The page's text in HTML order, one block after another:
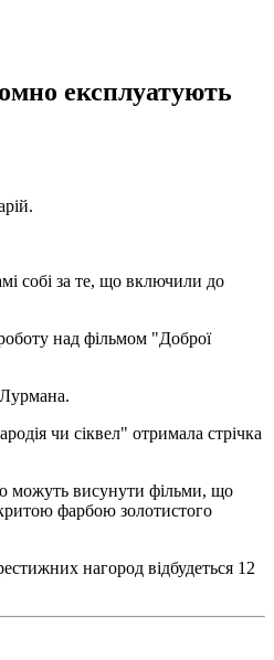
експлуатують
собі за те, що включили до
над фільмом "Доброї
чи сіквел" отримала стрічка
можуть висунути фільми, що
фарбою золотистого
нагород відбудеться 12